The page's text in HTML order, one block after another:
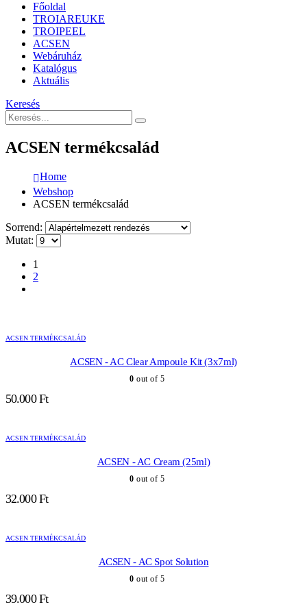
Főoldal
TROIAREUKE
TROIPEEL
ACSEN
Webáruház
Katalógus
Aktuális
Keresés
ACSEN termékcsalád
Home
Webshop
ACSEN termékcsalád
Sorrend:
Mutat:
1
2
ACSEN TERMÉKCSALÁD
ACSEN - AC Clear Ampoule Kit (3x7ml)
0 out of 5
50.000Ft
ACSEN TERMÉKCSALÁD
ACSEN - AC Cream (25ml)
0 out of 5
32.000Ft
ACSEN TERMÉKCSALÁD
ACSEN - AC Spot Solution
0 out of 5
39.000Ft